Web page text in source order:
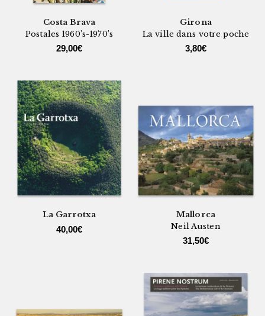
Costa Brava
Postales 1960’s-1970’s
29,00€
Girona
La ville dans votre poche
3,80€
La Garrotxa
40,00€
Mallorca
Neil Austen
31,50€